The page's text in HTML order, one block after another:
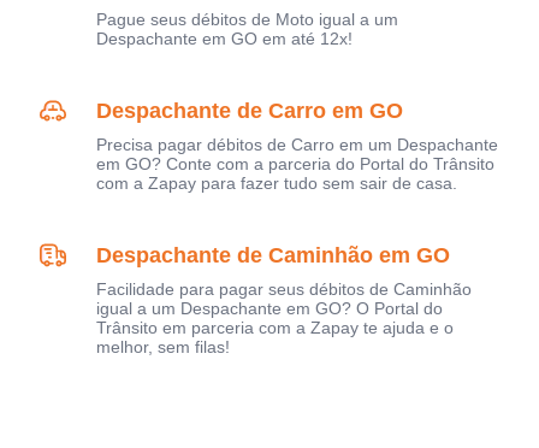
Pague seus débitos de Moto igual a um
Despachante em GO em até 12x!
Despachante de Carro em GO
Precisa pagar débitos de Carro em um Despachante
em GO? Conte com a parceria do Portal do Trânsito
com a Zapay para fazer tudo sem sair de casa.
Despachante de Caminhão em GO
Facilidade para pagar seus débitos de Caminhão
igual a um Despachante em GO? O Portal do
Trânsito em parceria com a Zapay te ajuda e o
melhor, sem filas!